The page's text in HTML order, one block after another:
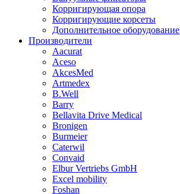
Корригирующая опора
Корригирующие корсеты
Дополнительное оборудование
Производители
Aacurat
Aceso
AkcesMed
Artmedex
B.Well
Barry
Bellavita Drive Medical
Bronigen
Burmeier
Caterwil
Convaid
Elbur Vertriebs GmbH
Excel mobility
Foshan